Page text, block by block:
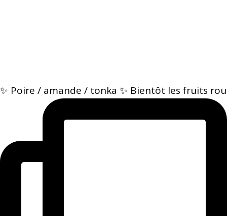
✨ Poire / amande / tonka ✨ Bientôt les fruits rou